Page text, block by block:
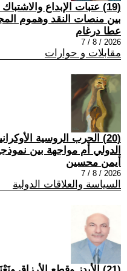
(19) عتبات الإبداع
بين منصات النقد وهموم
عطا درغام
2026 / 8 / 7
مقابلات و حوارات
(20) الحرب الروسية
الدولي أم مواجهة بين
أيمن محسين
2026 / 8 / 7
السياسة والعلاقات الدولية